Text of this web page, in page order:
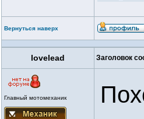
Вернуться наверх
lovelead Заголовок
Главный мотомеханик